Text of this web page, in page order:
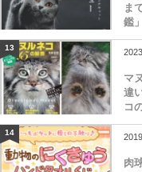
ま
鑑」
13
マ
違
コ
14
肉